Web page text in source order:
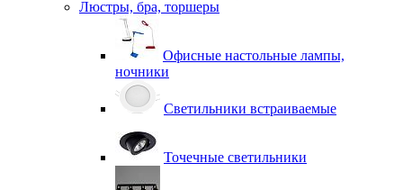
Люстры, бра, торшеры
Офисные настольные лампы,
ночники
Светильники встраиваемые
Точечные светильники